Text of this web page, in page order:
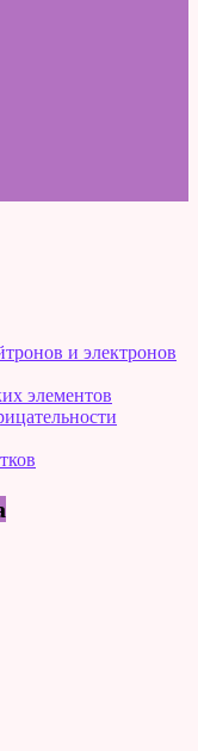
и электронов
элементов